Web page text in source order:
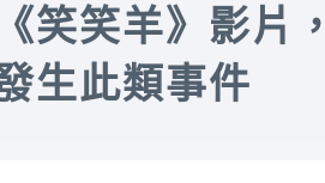
笑笑羊》影片
生此類事件